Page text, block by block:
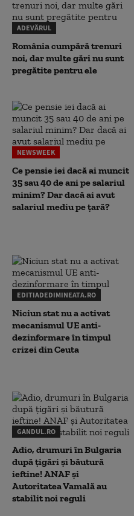
ADEVĂRUL
România cumpără trenuri
noi, dar multe gări nu sunt
pregătite pentru ele
NEWSWEEK
Ce pensie iei dacă ai muncit
35 sau 40 de ani pe salariul
minim? Dar dacă ai avut
salariul mediu pe țară?
EDITIADEDIMINEATA.RO
Niciun stat nu a activat
mecanismul UE anti-
dezinformare în timpul
crizei din Ceuta
GANDUL.RO
Adio, drumuri în Bulgaria
după țigări și băutură
ieftine! ANAF și
Autoritatea Vamală au
stabilit noi reguli